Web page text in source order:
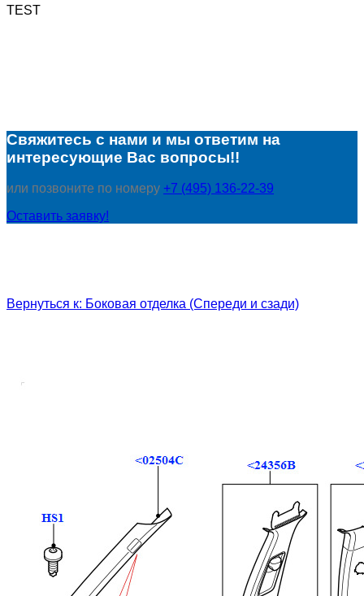
TEST
Свяжитесь с нами и мы ответим на
интересующие Вас вопросы!!
или позвоните по номеру +7 (495) 136-22-39
Оставить заявку!
Вернуться к: Боковая отделка (Спереди и сзади)